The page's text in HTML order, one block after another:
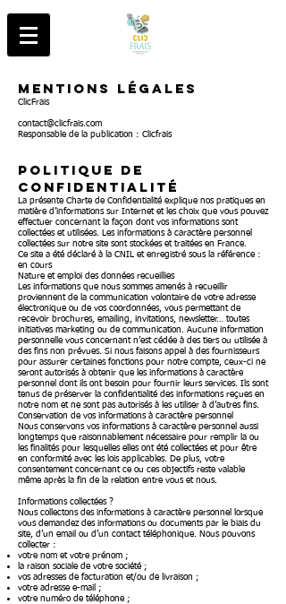
MENTIONS LÉGALES
ClicFrais
contact@clicfrais.com
Responsable de la publication : Clicfrais
POLITIQUE DE
CONFIDENTIALITÉ
La présente Charte de Confidentialité explique nos pratiques en
matière d’informations sur Internet et les choix que vous pouvez
effectuer concernant la façon dont vos informations sont
collectées et utilisées. Les informations à caractère personnel
collectées sur notre site sont stockées et traitées en France.
Ce site a été déclaré à la CNIL et enregistré sous la référence :
en cours
Nature et emploi des données recueillies
Les informations que nous sommes amenés à recueillir
proviennent de la communication volontaire de votre adresse
électronique ou de vos coordonnées, vous permettant de
recevoir brochures, emailing, invitations, newsletter… toutes
initiatives marketing ou de communication. Aucune information
personnelle vous concernant n’est cédée à des tiers ou utilisée à
des fins non prévues. Si nous faisons appel à des fournisseurs
pour assurer certaines fonctions pour notre compte, ceux-ci ne
seront autorisés à obtenir que les informations à caractère
personnel dont ils ont besoin pour fournir leurs services. Ils sont
tenus de préserver la confidentialité des informations reçues en
notre nom et ne sont pas autorisés à les utiliser à d’autres fins.
Conservation de vos informations à caractère personnel
Nous conservons vos informations à caractère personnel aussi
longtemps que raisonnablement nécessaire pour remplir la ou
les finalités pour lesquelles elles ont été collectées et pour être
en conformité avec les lois applicables. De plus, votre
consentement concernant ce ou ces objectifs reste valable
même après la fin de la relation entre vous et nous.
Informations collectées ?
Nous collectons des informations à caractère personnel lorsque
vous demandez des informations ou documents par le biais du
site, d’un email ou d’un contact téléphonique. Nous pouvons
collecter :
votre nom et votre prénom ;
la raison sociale de votre société ;
vos adresses de facturation et/ou de livraison ;
votre adresse e-mail ;
votre numéro de téléphone ;